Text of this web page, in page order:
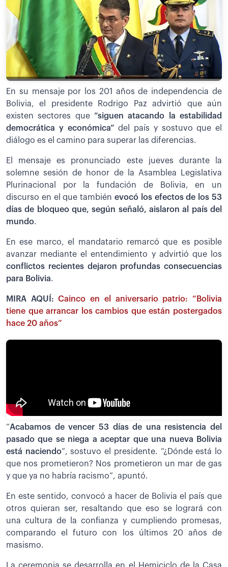
En su mensaje por los 201 años de independencia de
Bolivia, el presidente Rodrigo Paz advirtió que aún
existen sectores que“siguen atacando la estabilidad
democrática y económica”del país y sostuvo que el
diálogo es el camino para superar las diferencias.
El mensaje es pronunciado este jueves durante la
solemne sesión de honor de la Asamblea Legislativa
Plurinacional por la fundación de Bolivia, en un
discurso en el que también evocó los efectos de los 53
días de bloqueo que, según señaló, aislaron al país del
mundo.
En ese marco, el mandatario remarcó que es posible
avanzar mediante el entendimiento y advirtió que los
conflictos recientes dejaron profundas consecuencias
para Bolivia.
MIRA AQUÍ:Cainco en el aniversario patrio: “Bolivia
tiene que arrancar los cambios que están postergados
hace 20 años”
“Acabamos de vencer 53 días de una resistencia del
pasado que se niega a aceptar que una nueva Bolivia
está naciendo”, sostuvo el presidente. “¿Dónde está lo
que nos prometieron? Nos prometieron un mar de gas
y que ya no habría racismo”, apuntó.
En este sentido, convocó a hacer de Bolivia el país que
otros quieran ser, resaltando que eso se logrará con
una cultura de la confianza y cumpliendo promesas,
comparando el futuro con los últimos 20 años de
masismo.
La ceremonia se desarrolla en el Hemiciclo de la Casa